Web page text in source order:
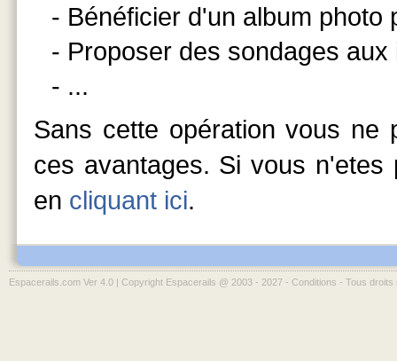
- Bénéficier d'un album
- Proposer des sondages aux
- ...
Sans cette opération vous ne
ces avantages. Si vous
en cliquant ici.
Espacerails.com Ver 4.0 | Copyright Espacerails @ 2003 - 2027 - Conditions - Tous droits